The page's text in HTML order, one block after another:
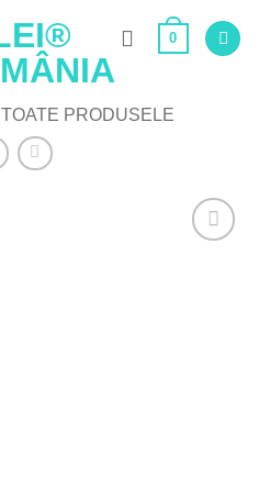
0
TOATE PRODUSELE